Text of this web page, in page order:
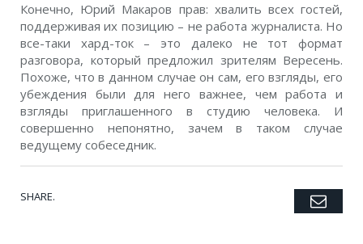
Конечно, Юрий Макаров прав: хвалить всех гостей,
поддерживая их позицию – не работа журналиста. Но
все-таки хард-ток – это далеко не тот формат
разговора, который предложил зрителям Вересень.
Похоже, что в данном случае он сам, его взгляды, его
убеждения были для него важнее, чем работа и
взгляды приглашенного в студию человека. И
совершенно непонятно, зачем в таком случае
ведущему собеседник.
SHARE. Twitter
Facebook
Google+
Pinterest
LinkedIn
Tumblr